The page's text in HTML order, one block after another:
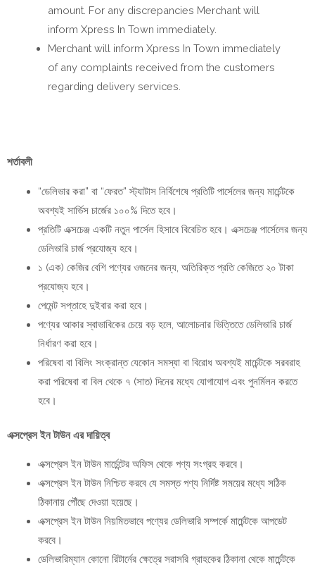
amount. For any discrepancies Merchant will
inform Xpress In Town immediately.
Merchant will inform Xpress In Town immediately
of any complaints received from the customers
regarding delivery services.
শর্তাবলী
“ডেলিভার করা” বা “ফেরত” স্ট্যাটাস নির্বিশেষে প্রতিটি পার্সেলের জন্য মার্চেন্টকে
অবশ্যই সার্ভিস চার্জের ১০০% দিতে হবে।
প্রতিটি এক্সচেঞ্জ একটি নতুন পার্সেল হিসাবে বিবেচিত হবে। এক্সচেঞ্জ পার্সেলের জন্য
ডেলিভারি চার্জ প্রযোজ্য হবে।
১ (এক) কেজির বেশি পণ্যের ওজনের জন্য, অতিরিক্ত প্রতি কেজিতে ২০ টাকা
প্রযোজ্য হবে।
পেমেন্ট সপ্তাহে দুইবার করা হবে।
পণ্যের আকার স্বাভাবিকের চেয়ে বড় হলে, আলোচনার ভিত্তিতে ডেলিভারি চার্জ
নির্ধারণ করা হবে।
পরিষেবা বা বিলিং সংক্রান্ত যেকোন সমস্যা বা বিরোধ অবশ্যই মার্চেন্টকে সরবরাহ
করা পরিষেবা বা বিল থেকে ৭ (সাত) দিনের মধ্যে যোগাযোগ এবং পুনর্মিলন করতে
হবে।
এক্সপ্রেস ইন টাউন এর দায়িত্ব
এক্সপ্রেস ইন টাউন মার্চেন্টের অফিস থেকে পণ্য সংগ্রহ করবে।
এক্সপ্রেস ইন টাউন নিশ্চিত করবে যে সমস্ত পণ্য নির্দিষ্ট সময়ের মধ্যে সঠিক
ঠিকানায় পৌঁছে দেওয়া হয়েছে।
এক্সপ্রেস ইন টাউন নিয়মিতভাবে পণ্যের ডেলিভারি সম্পর্কে মার্চেন্টকে আপডেট
করবে।
ডেলিভারিম্যান কোনো রিটার্নের ক্ষেত্রে সরাসরি গ্রাহকের ঠিকানা থেকে মার্চেন্টকে